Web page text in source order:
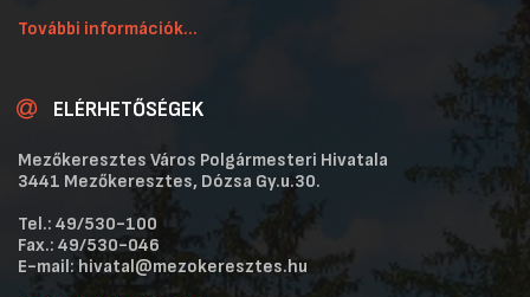
További információk...
ELÉRHETŐSÉGEK
Mezőkeresztes Város Polgármesteri Hivatala
3441 Mezőkeresztes, Dózsa Gy.u.30.
Tel.: 49/530-100
Fax.: 49/530-046
E-mail: hivatal@mezokeresztes.hu